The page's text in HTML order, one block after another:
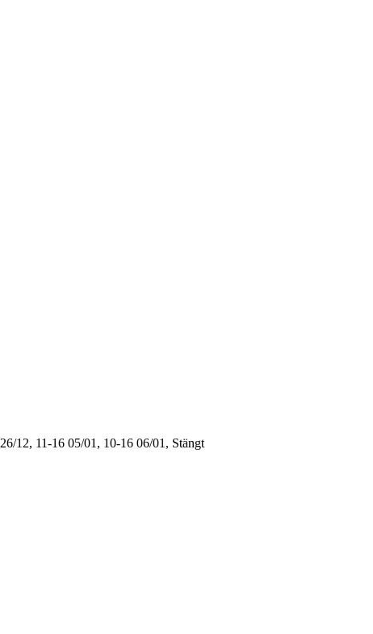
26/12, 11-16 05/01, 10-16 06/01, Stängt